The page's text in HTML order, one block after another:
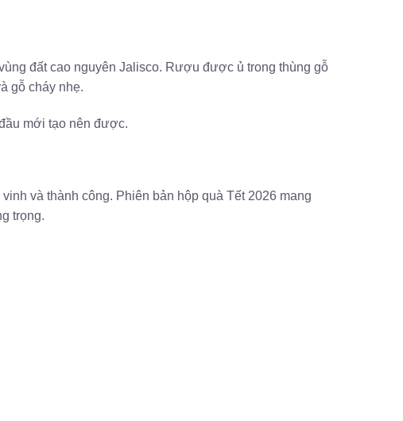
đất cao nguyên Jalisco. Rượu được ủ trong thùng gỗ
gỗ cháy nhẹ.
mới tạo nên được.
và thành công. Phiên bản hộp quà Tết 2026 mang
trọng.